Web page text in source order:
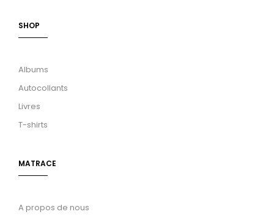
SHOP
Albums
Autocollants
Livres
T-shirts
MATRACE
A propos de nous